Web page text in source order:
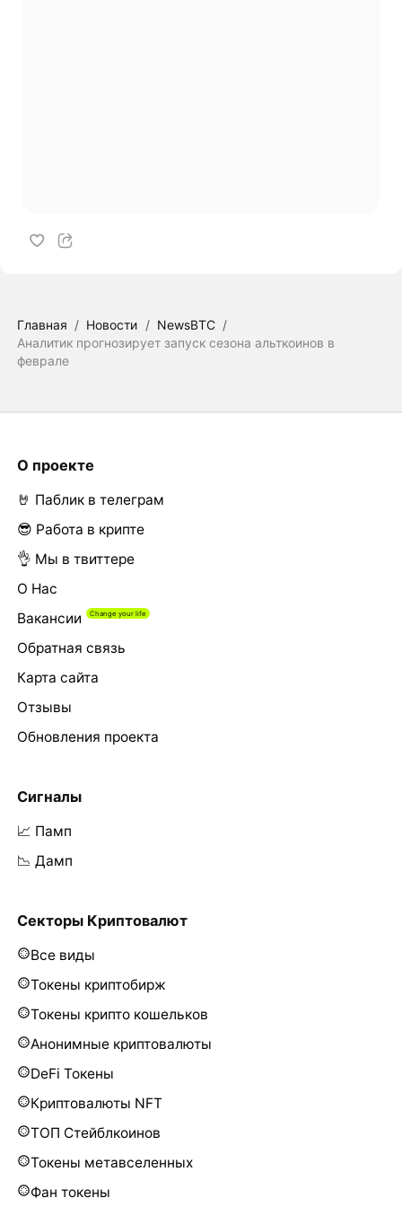
Главная / Новости / NewsBTC /
Аналитик прогнозирует запуск сезона альткоинов в
феврале
О проекте
🤘 Паблик в телеграм
😎 Работа в крипте
👌 Мы в твиттере
О Нас
Вакансии
Обратная связь
Карта сайта
Отзывы
Обновления проекта
Сигналы
📈 Памп
📉 Дамп
Секторы Криптовалют
Все виды
Токены криптобирж
Токены крипто кошельков
Анонимные криптовалюты
DeFi Токены
Криптовалюты NFT
ТОП Стейблкоинов
Токены метавселенных
Фан токены